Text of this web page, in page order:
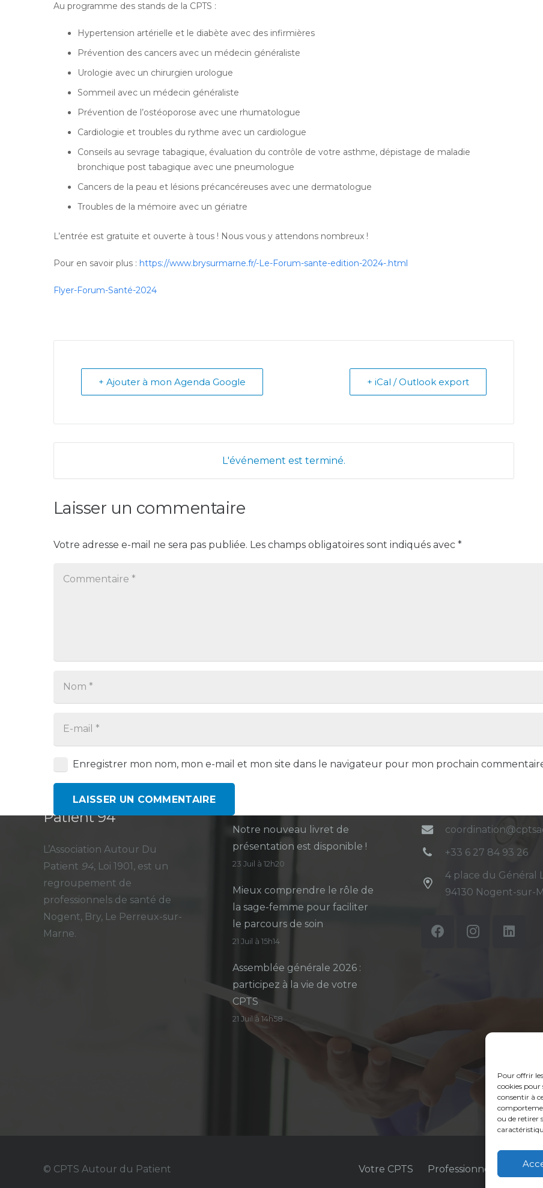
Pour offrir
cookies pour
consentir à
ou de retirer
Au programme des stands de la CPTS :
Hypertension artérielle et le diabète avec des infirmières
Prévention des cancers avec un médecin généraliste
Urologie avec un chirurgien urologue
Sommeil avec un médecin généraliste
Prévention de l’ostéoporose avec une rhumatologue
Cardiologie et troubles du rythme avec un cardiologue
Conseils au sevrage tabagique, évaluation du contrôle de votre asthme, dépistage de maladie
bronchique post tabagique avec une pneumologue
Cancers de la peau et lésions précancéreuses avec une dermatologue
Troubles de la mémoire avec un gériatre
L’entrée est gratuite et ouverte à tous ! Nous vous y attendons nombreux !
Pour en savoir plus : https://www.brysurmarne.fr/-Le-Forum-sante-edition-2024-.html
Flyer-Forum-Santé-2024
+ Ajouter à mon Agenda Google + iCal / Outlook export
L'événement est terminé.
Laisser un commentaire
Votre adresse e-mail ne sera pas publiée. Les champs obligatoires sont indiqués avec *
Enregistrer mon nom, mon e-mail et mon site dans le navigateur pour mon prochain
LAISSER UN COMMENTAIRE
CPTS Autour du
Patient 94
L’Association Autour Du
Patient 94, Loi 1901, est un
regroupement de
professionnels de santé de
Nogent, Bry, Le Perreux-sur-
Marne.
Notre nouveau livret de
présentation est disponible !
23 Juil à 12h20
Mieux comprendre le rôle de
la sage-femme pour faciliter
le parcours de soin
21 Juil à 15h14
Assemblée générale 2026 :
participez à la vie de votre
CPTS
21 Juil à 14h58
+33 6 27 84 93 26
4 place du Général
94130 Nogent-sur-
© CPTS Autour du Patient Votre CPTS Professionnels de santé